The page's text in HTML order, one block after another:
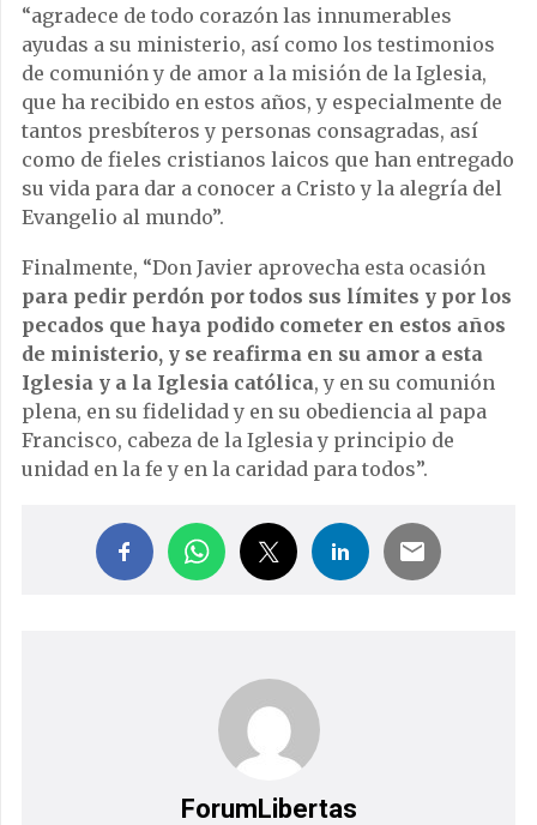
“agradece de todo corazón las innumerables
ayudas a su ministerio, así como los testimonios
de comunión y de amor a la misión de la Iglesia,
que ha recibido en estos años, y especialmente de
tantos presbíteros y personas consagradas, así
como de fieles cristianos laicos que han entregado
su vida para dar a conocer a Cristo y la alegría del
Evangelio al mundo”.
Finalmente, “Don Javier aprovecha esta ocasión
para pedir perdón por todos sus límites y por los
pecados que haya podido cometer en estos años
de ministerio, y se reafirma en su amor a esta
Iglesia y a la Iglesia católica, y en su comunión
plena, en su fidelidad y en su obediencia al papa
Francisco, cabeza de la Iglesia y principio de
unidad en la fe y en la caridad para todos”.
ForumLibertas